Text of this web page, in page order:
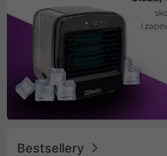
Bestsellery